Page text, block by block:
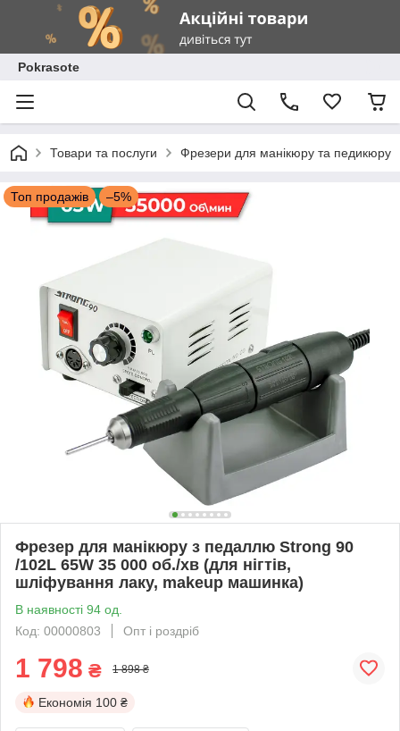
Pokrasote
Товари та послуги Фрезери для манікюру та педикюру
Топ продажів –5%
Фрезер для манікюру з педаллю Strong 90
/102L 65W 35 000 об./хв (для нігтів,
шліфування лаку, makeup машинка)
В наявності 94 од.
Код: 00000803
Опт і роздріб
1 798 ₴ 1 898 ₴
Економія 100 ₴